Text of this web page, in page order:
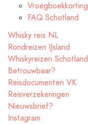
Vroegboekkorting
FAQ Schotland
Whisky reis NL
Rondreizen IJsland
Whiskyreizen Schotland
Betrouwbaar?
Reisdocumenten VK
Reisverzekeringen
Nieuwsbrief?
Instagram